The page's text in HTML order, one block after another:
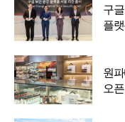
구
플
원
오픈